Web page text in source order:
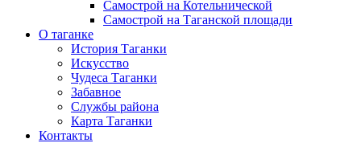
Самострой на Котельнической
Самострой на Таганской площади
О таганке
История Таганки
Искусство
Чудеса Таганки
Забавное
Службы района
Карта Таганки
Контакты